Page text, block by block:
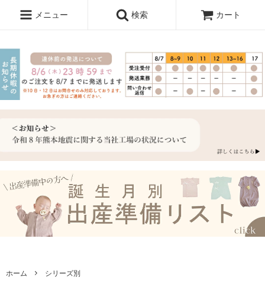
メニュー 検索 カート
ホーム シリーズ別